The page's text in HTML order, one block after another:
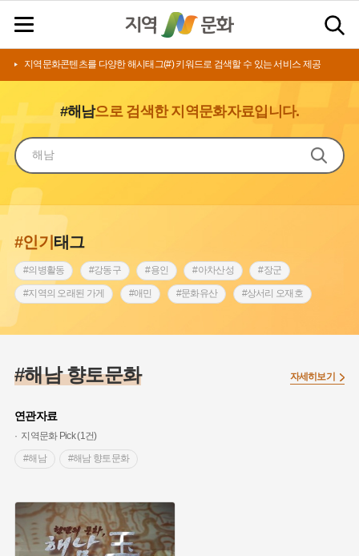
지역문화콘텐츠를 다양한 해시태그(#) 키워드로 검색할 수 있는 서비스 제공
#해남으로 검색한 지역문화자료입니다.
#인기태그
#의병활동 #강동구 #용인 #아차산성 #장군
#지역의 오래된 가게 #애민 #문화유산 #상서리 오재호
#허준 #28독립선언 #지명유래
#여성독립운동가
#백년가게 #온라인 생활사박물관
#단지 #설화 #인물설화
#강진 #블루리본 #전설
#여성 독립운동가 #지역의 설화
#내시 #내성 #먼우금
#해남 향토문화
연관자료
지역문화 Pick (1건)
#해남
#해남 향토문화
자세히보기